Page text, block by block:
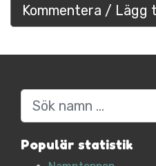
Kommentera / Lägg
Sök
Populär statistik